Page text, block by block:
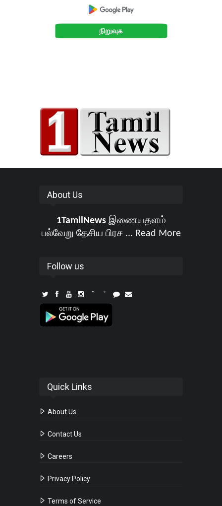
About Us
1TamilNewsஇணையதளம்
பல்வேறு தேசிய பிரச ... Read More
Follow us
Quick Links
About Us
Contact Us
Careers
Privacy Policy
Terms of Service